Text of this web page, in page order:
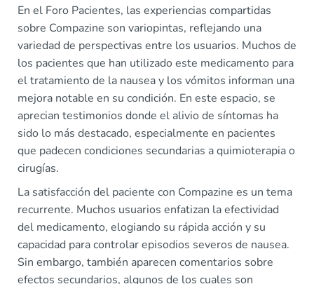
En el Foro Pacientes, las experiencias compartidas
sobre Compazine son variopintas, reflejando una
variedad de perspectivas entre los usuarios. Muchos de
los pacientes que han utilizado este medicamento para
el tratamiento de la nausea y los vómitos informan una
mejora notable en su condición. En este espacio, se
aprecian testimonios donde el alivio de síntomas ha
sido lo más destacado, especialmente en pacientes
que padecen condiciones secundarias a quimioterapia o
cirugías.
La satisfacción del paciente con Compazine es un tema
recurrente. Muchos usuarios enfatizan la efectividad
del medicamento, elogiando su rápida acción y su
capacidad para controlar episodios severos de nausea.
Sin embargo, también aparecen comentarios sobre
efectos secundarios, algunos de los cuales son